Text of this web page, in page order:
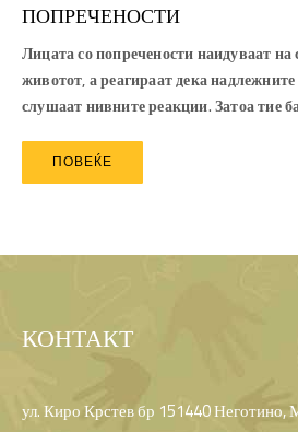
ПОПРЕЧЕНОСТИ
Лицата со попречености наидуваат
животот, а реагираат дека
слушаат нивните реакции. Затоа тие
ПОВЕЌЕ
КОНТАКТ
ул. Киро Крстев бр 151440 Неготино,